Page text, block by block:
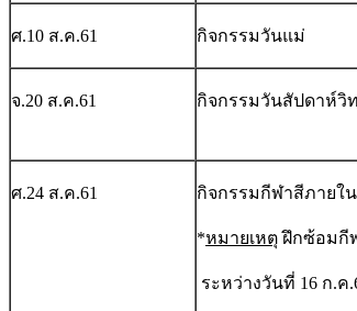
ศ.10 ส.ค.61 กิจกรรมวันแม่
จ.20 ส.ค.61 กิจกรรมวันสัปดาห์วิ
ศ.24 ส.ค.61 กิจกรรมกีฬาสีภายใน
*หมายเหตุฝึกซ้อมกีฬ
ระหว่างวันที่ 16 ก.ค